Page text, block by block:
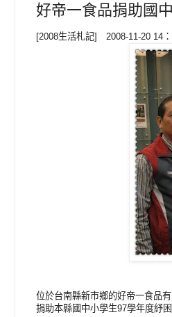
好帝一食品捐助國
[2008生活札記] 2008-11-20 14
位於台南縣新市鄉的好帝一食品
捐助本縣國中小學生97學年度紓